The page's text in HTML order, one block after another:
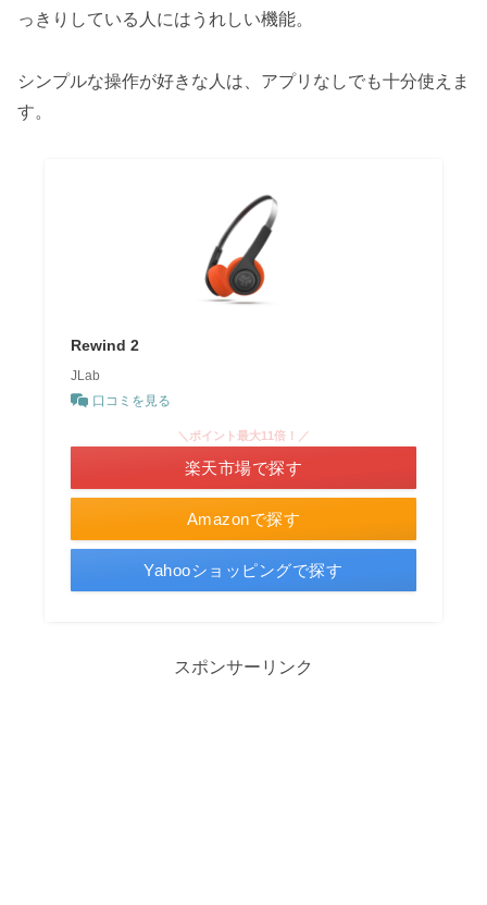
っきりしている人にはうれしい機能。
シンプルな操作が好きな人は、アプリなしでも十分使えま
す。
Rewind 2
JLab
口コミを見る
Amazonで探す
＼ポイント最大11倍！／
楽天市場で探す
Yahooショッピングで探す
スポンサーリンク